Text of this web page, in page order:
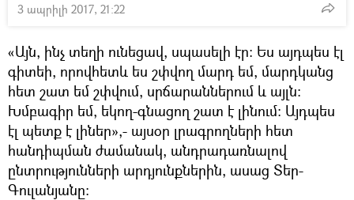
3 ապրիլի 2017, 21:22
«Այն, ինչ տեղի ունեցավ, սպասելի էր: Ես այդպես էլ
գիտեի, որովհետև ես շփվող մարդ եմ, մարդկանց
հետ շատ եմ շփվում, սրճարաններում և այլն:
Խմբագիր եմ, եկող-գնացող շատ է լինում: Այդպես
էլ պետք է լիներ»,- այսօր լրագրողների հետ
հանդիպման ժամանակ, անդրադառնալով
ընտրությունների արդյունքներին, ասաց Տեր-
Գուլանյանը: